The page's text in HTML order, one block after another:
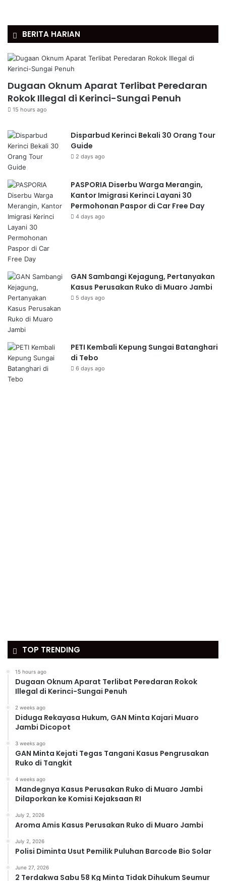
BERITA HARIAN
Dugaan Oknum Aparat Terlibat Peredaran
Rokok Illegal di Kerinci-Sungai Penuh
15 hours ago
Disparbud Kerinci Bekali 30 Orang Tour
Guide
2 days ago
PASPORIA Diserbu Warga Merangin,
Kantor Imigrasi Kerinci Layani 30
Permohonan Paspor di Car Free Day
4 days ago
GAN Sambangi Kejagung, Pertanyakan
Kasus Perusakan Ruko di Muaro Jambi
5 days ago
PETI Kembali Kepung Sungai Batanghari
di Tebo
6 days ago
TOP TRENDING
15 hours ago
Dugaan Oknum Aparat Terlibat Peredaran Rokok
Illegal di Kerinci-Sungai Penuh
2 weeks ago
Diduga Rekayasa Hukum, GAN Minta Kajari Muaro
Jambi Dicopot
3 weeks ago
GAN Minta Kejati Tegas Tangani Kasus Pengrusakan
Ruko di Tangkit
4 weeks ago
Mandegnya Kasus Perusakan Ruko di Muaro Jambi
Dilaporkan ke Komisi Kejaksaan RI
July 2, 2026
Aroma Amis Kasus Perusakan Ruko di Muaro Jambi
July 2, 2026
Polisi Diminta Usut Pemilik Puluhan Barcode Bio Solar
June 27, 2026
2 Terdakwa Sabu 58 Kg Minta Tidak Dihukum Seumur